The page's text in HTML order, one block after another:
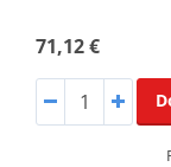
71,12 €